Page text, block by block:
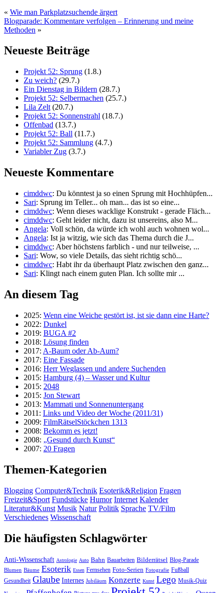
« Wie man Parkplatzsuchende ärgert
Blogparade: Kommentare verfolgen – Erinnerung und meine
Methoden »
Neueste Beiträge
Projekt 52: Sprung (1.8.)
Zu weich? (29.7.)
Ein Dienstag in Bildern (28.7.)
Projekt 52: Selbermachen (25.7.)
Lila Zelt (20.7.)
Projekt 52: Sonnenstrahl (18.7.)
Offenbad (13.7.)
Projekt 52: Ball (11.7.)
Projekt 52: Sammlung (4.7.)
Variabler Zug (3.7.)
Neueste Kommentare
cimddwc: Du könntest ja so einen Sprung mit Hochhüpfen...
Sari: Sprung im Teller... oh man... das ist so eine...
cimddwc: Wenn dieses wacklige Konstrukt - gerade Fläch...
cimddwc: Geht leider nicht, dazu ist unsereins, also M...
Angela: Voll schön, da würde ich wohl auch wohnen wol...
Angela: Ist ja witzig, wie sich das Thema durch die J...
cimddwc: Aber höchstens farblich - und nur teilweise, ...
Sari: Wow, so viele Details, das sieht richtig schö...
cimddwc: Habt ihr da überhaupt Platz zwischen den ganz...
Sari: Klingt nach einem guten Plan. Ich sollte mir ...
An diesem Tag
2025: Wenn eine Weiche gestört ist, ist sie dann eine Harte?
2022: Dunkel
2019: BUGA #2
2018: Lösung finden
2017: A-Baum oder Ab-Aum?
2017: Eine Fassade
2016: Herr Weglassen und andere Suchenden
2015: Hamburg (4) – Wasser und Kultur
2015: 2048
2015: Jon Stewart
2013: Mammati und Sonnenuntergang
2011: Links und Video der Woche (2011/31)
2009: FilmRätselStöckchen 1313
2008: Bekomm es jetzt!
2008: „Gesund durch Kunst“
2007: 20 Fragen
Themen-Kategorien
Blogging Computer&Technik Esoterik&Religion Fragen
Freizeit&Sport Fundstücke Humor Internet Kalender
Literatur&Kunst Musik Natur Politik Sprache TV/Film
Verschiedenes Wissenschaft
Die häufigsten Schlagwörter
Anti-Wissenschaft Astrologie Auto Bahn Bauarbeiten Bilderrätsel Blog-Parade
Blumen Bäume Esoterik Essen Fernsehen Foto-Serien Fotografie Fußball
Gesundheit Glaube Internes Jubiläum Konzerte Kunst Lego Musik-Quiz